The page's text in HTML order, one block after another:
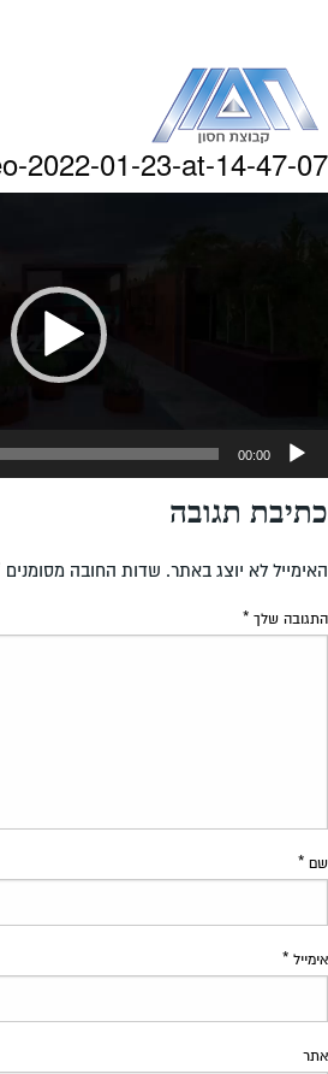
העמוד
2022-01-23-at-14-47-07
00:00
כתיבת תגובה
האימייל לא יוצג באתר. שדות החובה מסומנים
התגובה שלך *
שם *
אימייל *
אתר